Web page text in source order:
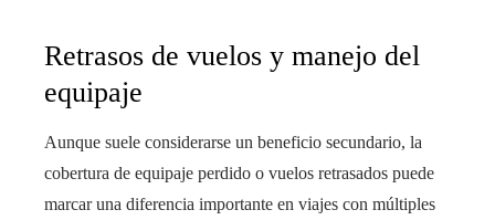
Retrasos de vuelos y manejo del
equipaje
Aunque suele considerarse un beneficio secundario, la
cobertura de equipaje perdido o vuelos retrasados puede
marcar una diferencia importante en viajes con múltiples